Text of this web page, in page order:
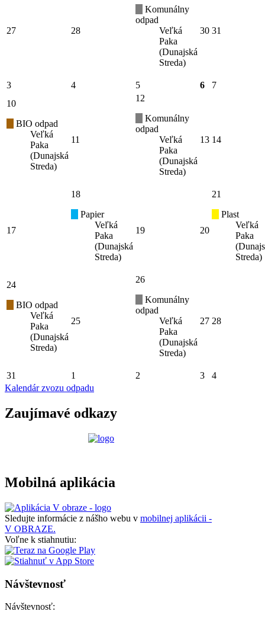
27 28
Komunálny
odpad
Veľká
Paka
(Dunajská
Streda)
30 31
3 4 5 6
7
10
BIO odpad
Veľká
Paka
(Dunajská
Streda)
11
12
Komunálny
odpad
Veľká
Paka
(Dunajská
Streda)
13 14
17
18
Papier
Veľká
Paka
(Dunajská
Streda)
19 20
21
Plast
Veľká
Paka
Streda)
24
BIO odpad
Veľká
Paka
(Dunajská
Streda)
25
26
Komunálny
odpad
Veľká
Paka
(Dunajská
Streda)
27 28
31 1 2 3
4
Kalendár zvozu odpadu
Zaujímavé odkazy
Mobilná aplikácia
Sledujte informácie z nášho webu v mobilnej aplikácii -
V OBRAZE.
Voľne k stiahnutiu:
Návštevnosť
Návštevnosť: